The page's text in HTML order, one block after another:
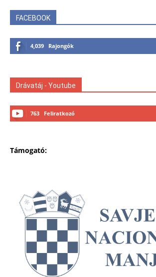
FACEBOOK
4,039 Rajongók
Drávatáj - Youtube
763 Feliratkozó
Támogató: